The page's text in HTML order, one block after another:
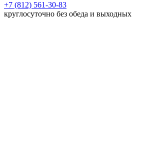
+7 (812) 561-30-83
круглосуточно без обеда и выходных